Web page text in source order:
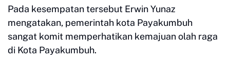
Pada kesempatan tersebut Erwin Yunaz
mengatakan, pemerintah kota Payakumbuh
sangat komit memperhatikan kemajuan olah raga
di Kota Payakumbuh.